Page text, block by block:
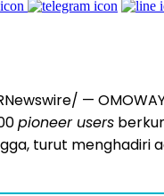
—
pioneer users
turut